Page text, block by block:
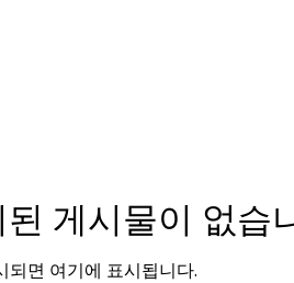
게시물이 없습
되면 여기에 표시됩니다.